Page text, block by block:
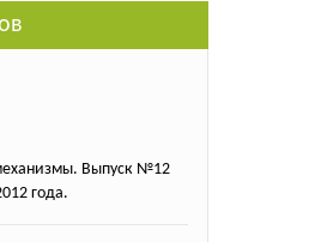
Выпуск №12
года.